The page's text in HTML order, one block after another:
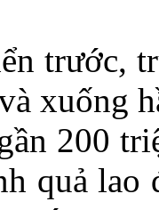
trước,
xuống
200
quả lao